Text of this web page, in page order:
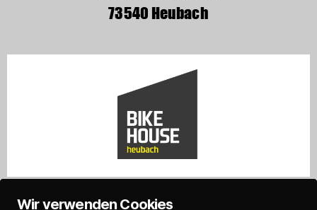
73540 Heubach
Wir verwenden Cookies